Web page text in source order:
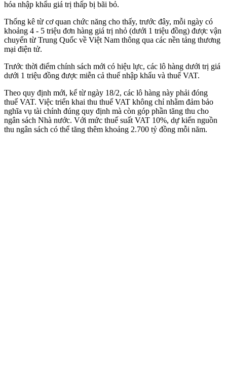
hóa nhập khẩu giá trị thấp bị bãi bỏ.
Thống kê từ cơ quan chức năng cho thấy, trước đây, mỗi ngày có
khoảng 4 - 5 triệu đơn hàng giá trị nhỏ (dưới 1 triệu đồng) được vận
chuyển từ Trung Quốc về Việt Nam thông qua các nền tảng thương
mại điện tử.
Trước thời điểm chính sách mới có hiệu lực, các lô hàng dưới trị giá
dưới 1 triệu đồng được miễn cả thuế nhập khẩu và thuế VAT.
Theo quy định mới, kể từ ngày 18/2, các lô hàng này phải đóng
thuế VAT. Việc triển khai thu thuế VAT không chỉ nhằm đảm bảo
nghĩa vụ tài chính đúng quy định mà còn góp phần tăng thu cho
ngân sách Nhà nước. Với mức thuế suất VAT 10%, dự kiến nguồn
thu ngân sách có thể tăng thêm khoảng 2.700 tỷ đồng mỗi năm.